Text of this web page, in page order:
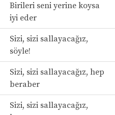
Birileri seni yerine koysa
iyi eder
Sizi, sizi sallayacağız,
söyle!
Sizi, sizi sallayacağız, hep
beraber
Sizi, sizi sallayacağız,